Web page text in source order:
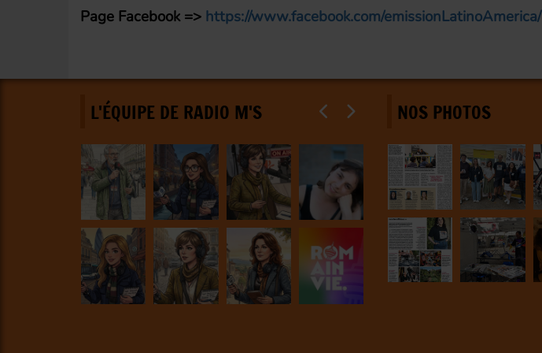
Page Facebook => https://www.facebook.com/emissionLatinoAmerica/
L'ÉQUIPE DE RADIO M'S NOS PHOTOS